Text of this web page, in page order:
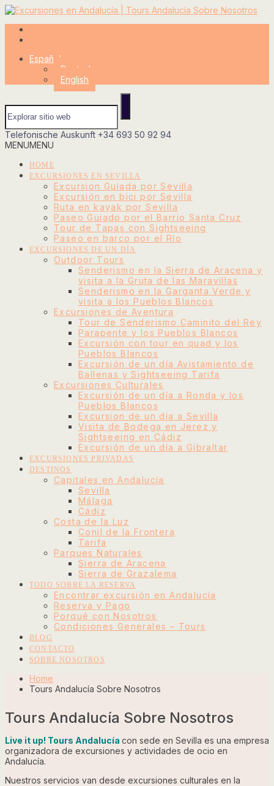
Español
Deutsch
English
Telefonische Auskunft +34 693 50 92 94
MENUMENU
HOME
EXCURSIONES EN SEVILLA
Excursion Guiada por Sevilla
Excursión en bici por Sevilla
Ruta en kayak por Sevilla
Paseo Guiado por el Barrio Santa Cruz
Tour de Tapas con Sightseeing
Paseo en barco por el Río
EXCURSIONES DE UN DÍA
Outdoor Tours
Senderismo en la Sierra de Aracena y
visita a la Gruta de las Maravillas
Senderismo en la Garganta Verde y
visita a los Pueblos Blancos
Excursiones de Aventura
Tour de Senderismo Caminito del Rey
Parapente y los Pueblos Blancos
Excursión con tour en quad y los
Pueblos Blancos
Excursión de un día Avistamiento de
Ballenas y Sightseeing Tarifa
Excursiones Culturales
Excursión de un día a Ronda y los
Pueblos Blancos
Excursion de un día a Sevilla
Visita de Bodega en Jerez y
Sightseeing en Cádiz
Excursión de un día a Gibraltar
EXCURSIONES PRIVADAS
DESTINOS
Capitales en Andalucía
Sevilla
Málaga
Cádiz
Costa de la Luz
Conil de la Frontera
Tarifa
Parques Naturales
Sierra de Aracena
Sierra de Grazalema
TODO SOBRE LA RESERVA
Encontrar excursión en Andalucía
Reserva y Pago
Porqué con Nosotros
Condiciones Generales – Tours
BLOG
CONTACTO
SOBRE NOSOTROS
Home
Tours Andalucía Sobre Nosotros
Tours Andalucía Sobre Nosotros
Live it up! Tours Andalucía con sede en Sevilla es una empresa
organizadora de excursiones y actividades de ocio en
Andalucía.
Nuestros servicios van desde excursiones culturales en la